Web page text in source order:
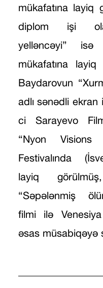
mükafatına layiq
diplom işi
yelləncəyi” isə
mükafatına
Baydarovun
adlı sənədli
ci Sarayevo
“Nyon
Festivalında
layiq
“Səpələnmiş
filmi ilə
əsas müsabiqəyə